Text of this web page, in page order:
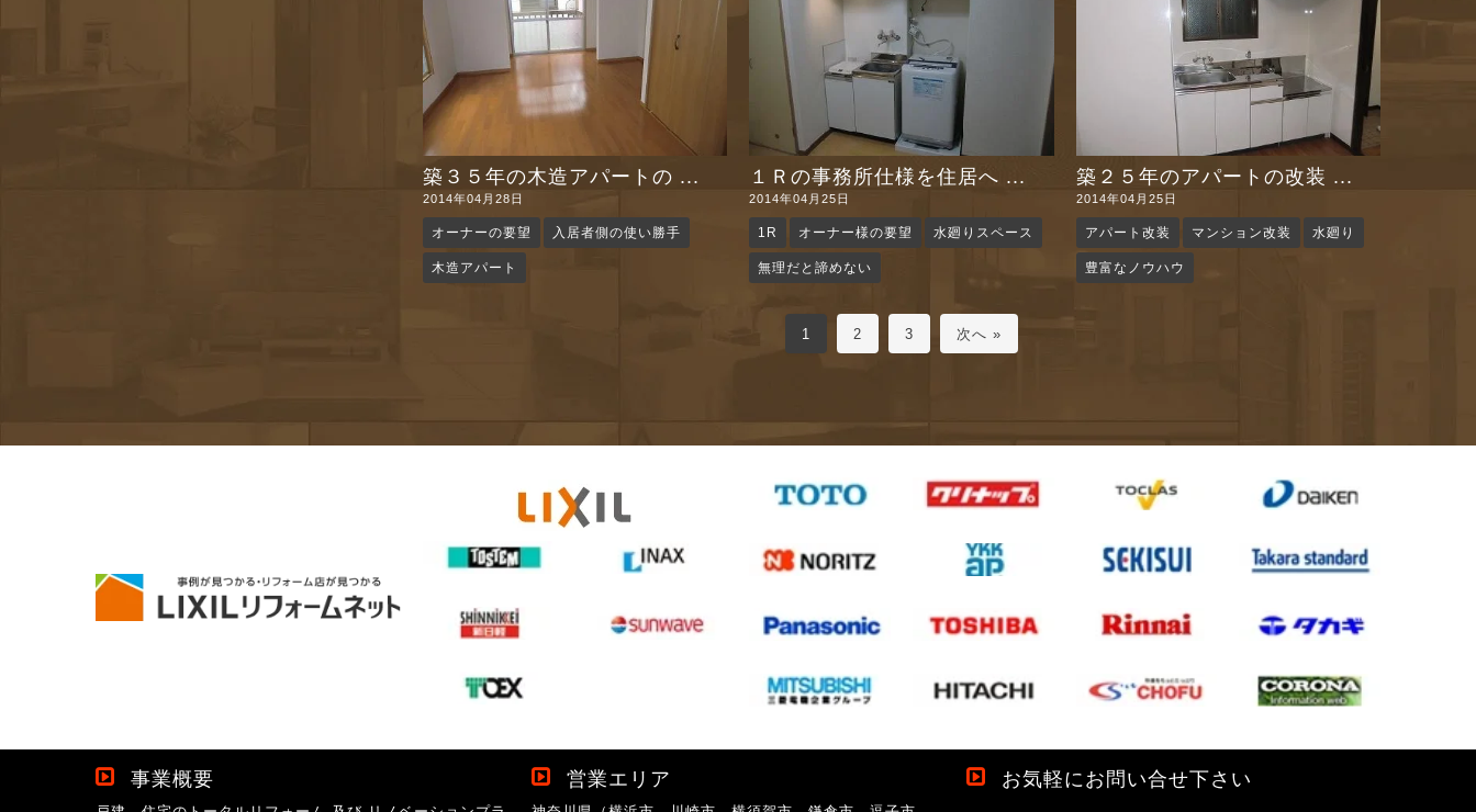
築３５年の木造アパートの ...
2014年04月28日
オーナーの要望 入居者側の使い勝手
木造アパート
１Ｒの事務所仕様を住居へ ...
2014年04月25日
1R オーナー様の要望 水廻りスペース
無理だと諦めない
築２５年のアパートの改装 ...
2014年04月25日
アパート改装 マンション改装 水廻り
豊富なノウハウ
1 2 3 次へ »
事業概要 営業エリア お気軽にお問い合せ下さい